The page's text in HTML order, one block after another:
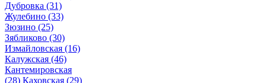
Дубровка (31)
Жулебино (33)
Зюзино (25)
Зябликово (30)
Измайловская (16)
Калужская (46)
Кантемировская
(28) Каховская (29)